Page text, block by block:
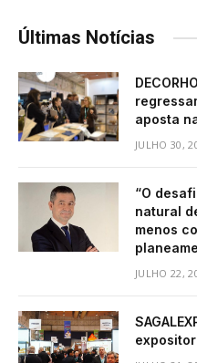
Últimas Notícias
aposta
JULHO 30,
“O
natural
menos
JULHO 22,